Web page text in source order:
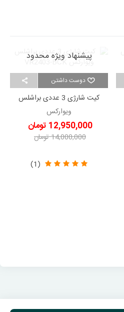
دوست داشتن
پیشنهاد ویژه محدود
کیت شارژی 3 عددی براشلس
ویوارکس VR2403-BCKویوارکس
12,950,000 تومان
14,000,000 تومان
(1)